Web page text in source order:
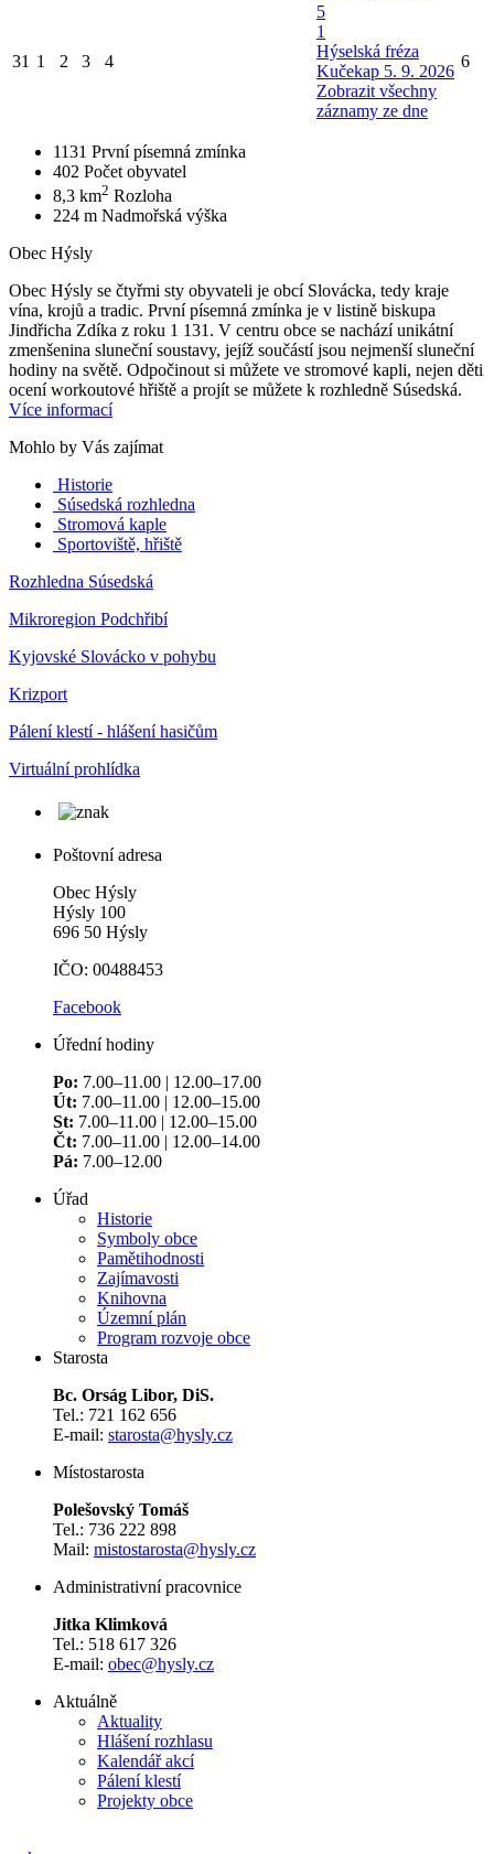
31 1 2 3 4
5
1
Hýselská fréza
Kučekap 5. 9. 2026
Zobrazit všechny
záznamy ze dne
6
1131 První písemná zmínka
402 Počet obyvatel
8,3 km2 Rozloha
224 m Nadmořská výška
Obec Hýsly
Obec Hýsly se čtyřmi sty obyvateli je obcí Slovácka, tedy kraje
vína, krojů a tradic. První písemná zmínka je v listině biskupa
Jindřicha Zdíka z roku 1 131. V centru obce se nachází unikátní
zmenšenina sluneční soustavy, jejíž součástí jsou nejmenší sluneční
hodiny na světě. Odpočinout si můžete ve stromové kapli, nejen děti
ocení workoutové hřiště a projít se můžete k rozhledně Súsedská.
Více informací
Mohlo by Vás zajímat
Historie
Súsedská rozhledna
Stromová kaple
Sportoviště, hřiště
Rozhledna Súsedská
Mikroregion Podchřibí
Kyjovské Slovácko v pohybu
Krizport
Pálení klestí - hlášení hasičům
Virtuální prohlídka
Poštovní adresa
Obec Hýsly
Hýsly 100
696 50 Hýsly
IČO: 00488453
Facebook
Úřední hodiny
Po: 7.00–11.00 | 12.00–17.00
Út: 7.00–11.00 | 12.00–15.00
St: 7.00–11.00 | 12.00–15.00
Čt: 7.00–11.00 | 12.00–14.00
Pá: 7.00–12.00
Úřad
Historie
Symboly obce
Pamětihodnosti
Zajímavosti
Knihovna
Územní plán
Program rozvoje obce
Starosta
Bc. Orság Libor, DiS.
Tel.: 721 162 656
E-mail: starosta@hysly.cz
​​​​​​​Místostarosta
Polešovský Tomáš
Tel.: 736 222 898
Mail: mistostarosta@hysly.cz
Administrativní pracovnice
Jitka Klimková
Tel.: 518 617 326
E-mail: obec@hysly.cz
Aktuálně
Aktuality
Hlášení rozhlasu
Kalendář akcí
Pálení klestí
Projekty obce